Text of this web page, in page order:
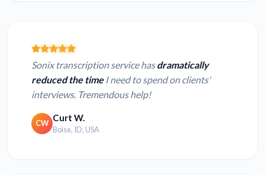
Sonix transcription service hasdramatically
reduced the timeI need to spend on clients'
interviews. Tremendous help!
CW Curt W.
Boise, ID, USA